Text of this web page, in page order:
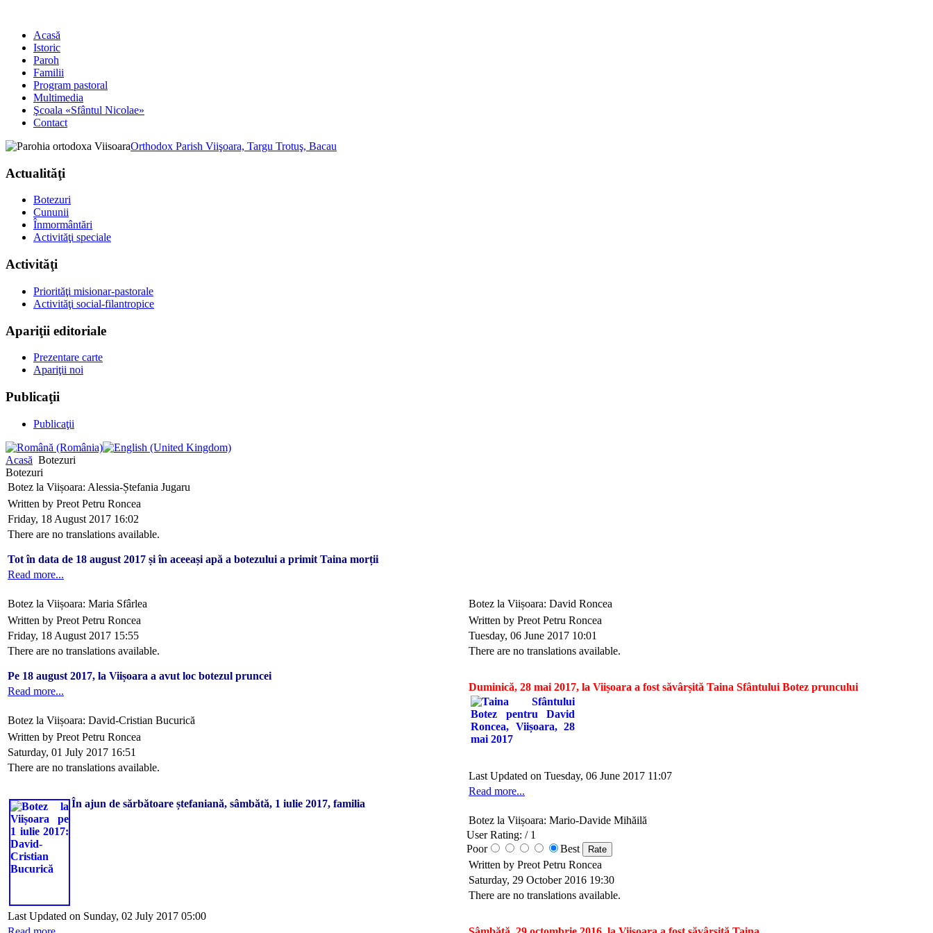
Acasă
Istoric
Paroh
Familii
Program pastoral
Multimedia
Şcoala «Sfântul Nicolae»
Contact
Orthodox Parish Viişoara, Targu Trotuş, Bacau
Actualităţi
Botezuri
Cununii
Înmormântări
Activităţi speciale
Activităţi
Priorităţi misionar-pastorale
Activităţi social-filantropice
Apariţii editoriale
Prezentare carte
Apariţii noi
Publicaţii
Publicaţii
Acasă Botezuri
Botezuri
Botez la Viișoara: Alessia-Ștefania Jugaru
Written by Preot Petru Roncea
Friday, 18 August 2017 16:02
There are no translations available.
Tot în data de 18 august 2017 și în aceeași apă a botezului a primit Taina morții
Read more...
Botez la Viișoara: Maria Sfârlea
Written by Preot Petru Roncea
Friday, 18 August 2017 15:55
There are no translations available.
Pe 18 august 2017, la Viișoara a avut loc botezul pruncei
Read more...
Botez la Viișoara: David-Cristian Bucurică
Written by Preot Petru Roncea
Saturday, 01 July 2017 16:51
There are no translations available.
În ajun de sărbătoare ștefaniană, sâmbătă, 1 iulie 2017, familia
Last Updated on Sunday, 02 July 2017 05:00
Botez la Viișoara: David Roncea
Written by Preot Petru Roncea
Tuesday, 06 June 2017 10:01
There are no translations available.
Duminică, 28 mai 2017, la Viișoara a fost săvârșită Taina Sfântului Botez pruncului
Last Updated on Tuesday, 06 June 2017 11:07
Read more...
Botez la Viișoara: Mario-Davide Mihăilă
User Rating: / 1
Poor
Best
Written by Preot Petru Roncea
Saturday, 29 October 2016 19:30
There are no translations available.